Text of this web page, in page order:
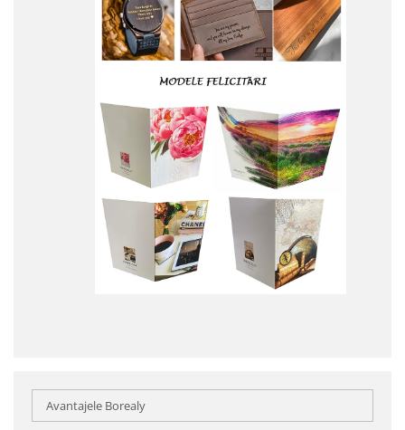
Avantajele Borealy